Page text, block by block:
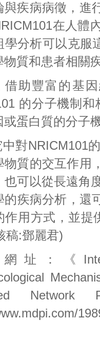
與疾病病徵，進
在人體
學分析可以克服
物質和患者相關
借助豐富的基
的分子機制
或蛋白質的分子
對NRICM101
物質的交互作用
也可以從長遠角
的疾病分析，還
作用方式，並提
稿:鄧麗君)
址：《
Network